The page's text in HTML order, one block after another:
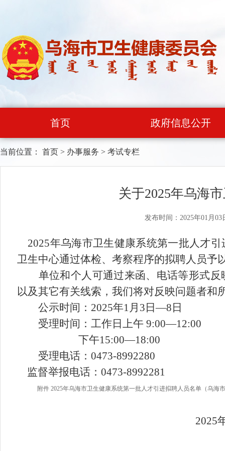
首页 政府信息公开
当前位置： 首页 > 办事服务 > 考试专栏
关于2025年乌海
发布时间：2025年01月03
2025年乌海市卫生健康系统第一批人才
卫生中心通过体检、考察程序的拟聘人员予
单位和个人可通过来函、电话等形式反
以及其它有关线索，我们将对反映问题者和
公示时间：2025年1月 3 日—8 日
受理时间：工作日上午 9:00—12:00
下午15:00—18:00
受理电话：0473-8992280
监督举报电话：0473-8992281
附件 2025年乌海市卫生健康系统第一批人才引进拟聘人员名单（乌
2025年1月